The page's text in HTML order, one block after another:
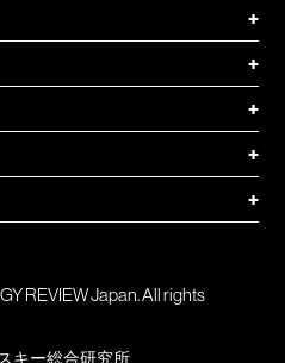
+
+
+
+
+
REVIEW Japan. All rights
キー総合研究所